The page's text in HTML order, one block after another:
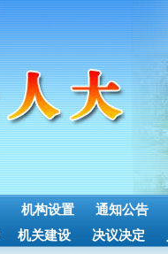
机构设置
通知公告
机关建设 决议决定